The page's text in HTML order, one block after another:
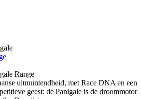
Range
uitmuntendheid, met Race DNA en een
geest: de Panigale is de droommotor